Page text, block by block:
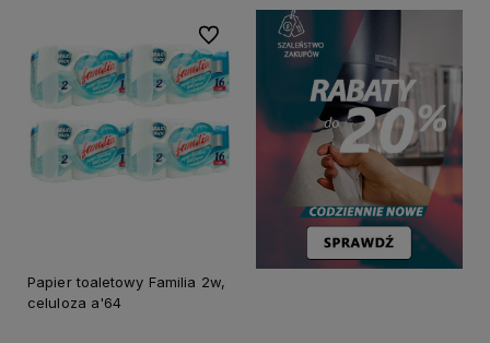
Papier toaletowy Familia 2w,
celuloza a'64
Do ulubionych